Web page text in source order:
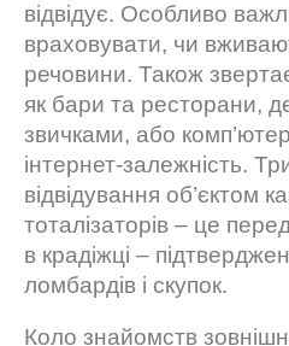
відвідує. Особливо
враховувати, чи
речовини. Також
як бари та ресторани,
звичками, або
інтернет-залежність.
відвідування об’єктом
тоталізаторів – це
в крадіжці –
ломбардів і скупок.
Коло знайомств